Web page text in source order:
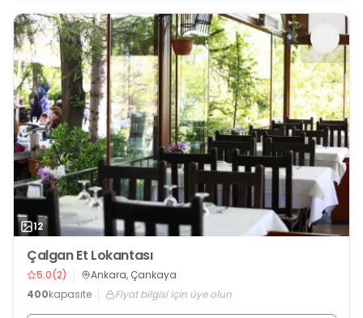
12
Çalgan Et Lokantası
5.0(2)
Ankara, Çankaya
400kapasite Fiyat bilgisi için üye olun